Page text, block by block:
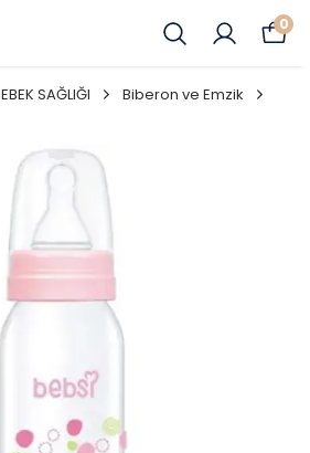
0
SAĞLIĞI
Biberon ve Emzik